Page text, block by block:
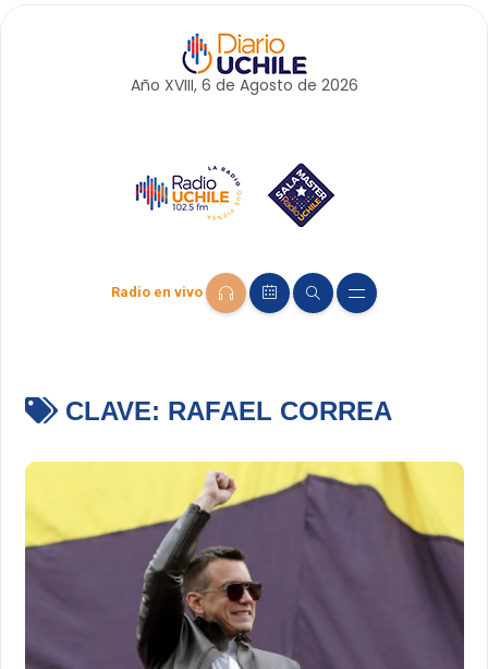
Año XVIII, 6 de Agosto de 2026
Radio en vivo
CLAVE: RAFAEL CORREA